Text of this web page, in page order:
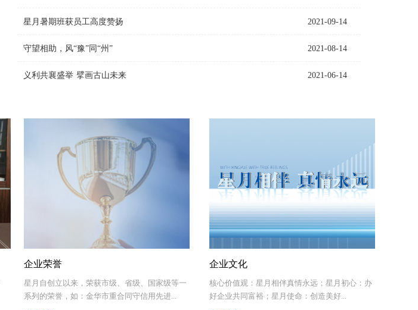
星月暑期班获员工高度赞扬 2021-09-14
守望相助，风“豫”同“州” 2021-08-14
义利共襄盛举 擘画古山未来 2021-06-14
企业荣誉
星月自创立以来，荣获市级、省级、国家级等一
系列的荣誉，如：金华市重合同守信用先进...
企业文化
核心价值观：星月相伴真情永远；星月初心：办
好企业共同富裕；星月使命：创造美好...